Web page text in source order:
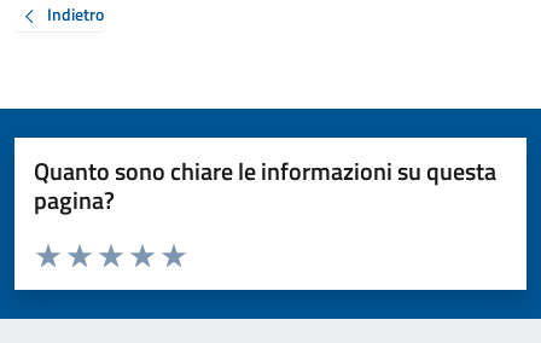
Indietro
Quanto sono chiare le informazioni su questa
pagina?
Valuta da 1 a 5 stelle la pagina
Valuta 5 stelle su 5
Valuta 4 stelle su 5
Valuta 3 stelle su 5
Valuta 2 stelle su 5
Valuta 1 stelle su 5